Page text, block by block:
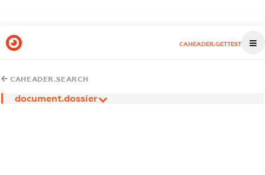
CAHEADER.GETTEST
CAHEADER.SEARCH
document.dossier